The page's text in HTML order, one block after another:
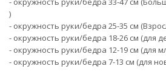
)
- окружность руки/бедра 25-35 см
- окружность руки/бедра 18-26 см (для
- окружность руки/бедра 12-19 см (для
- окружность руки/бедра 7-13 см (для